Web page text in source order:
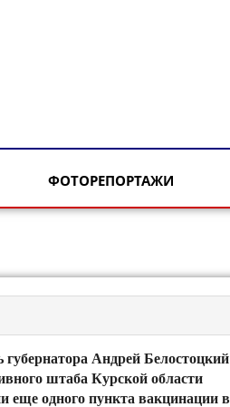
ФОТОРЕПОРТАЖИ
губернатора Андрей Белостоцкий
штаба Курской области
еще одного пункта вакцинации в